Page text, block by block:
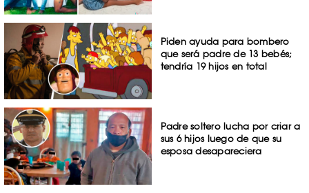
Piden ayuda para bombero
que será padre de 13 bebés;
tendría 19 hijos en total
Padre soltero lucha por criar a
sus 6 hijos luego de que su
esposa desapareciera